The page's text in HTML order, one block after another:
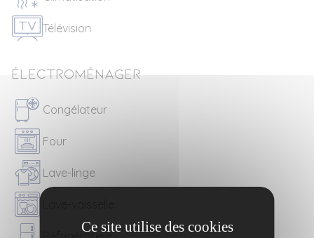
Télévision
Électroménager
Congélateur
Four
Lave-linge
Ce site utilise des cookies